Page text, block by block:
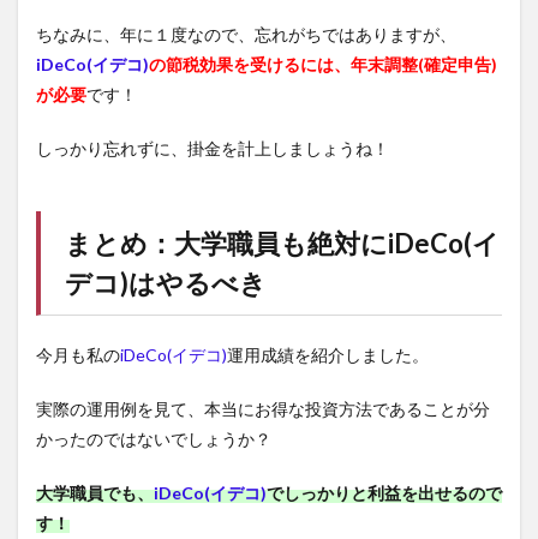
ちなみに、年に１度なので、忘れがちではありますが、
iDeCo(イデコ)の節税効果を受けるには、年末調整(確定申告)
が必要です！
しっかり忘れずに、掛金を計上しましょうね！
まとめ：大学職員も絶対にiDeCo(イ
デコ)はやるべき
今月も私のiDeCo(イデコ)運用成績を紹介しました。
実際の運用例を見て、本当にお得な投資方法であることが分
かったのではないでしょうか？
大学職員でも、iDeCo(イデコ)でしっかりと利益を出せるので
す！